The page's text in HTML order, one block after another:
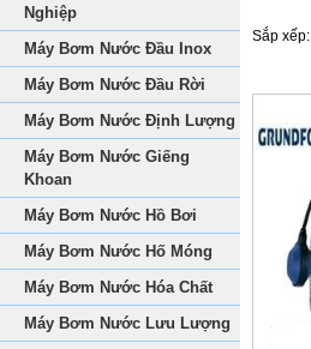
Nghiệp
Máy Bơm Nước Đầu Inox
Máy Bơm Nước Đầu Rời
Máy Bơm Nước Định Lượng
Máy Bơm Nước Giếng
Khoan
Máy Bơm Nước Hồ Bơi
Máy Bơm Nước Hố Móng
Máy Bơm Nước Hóa Chất
Máy Bơm Nước Lưu Lượng
Sắp xếp: